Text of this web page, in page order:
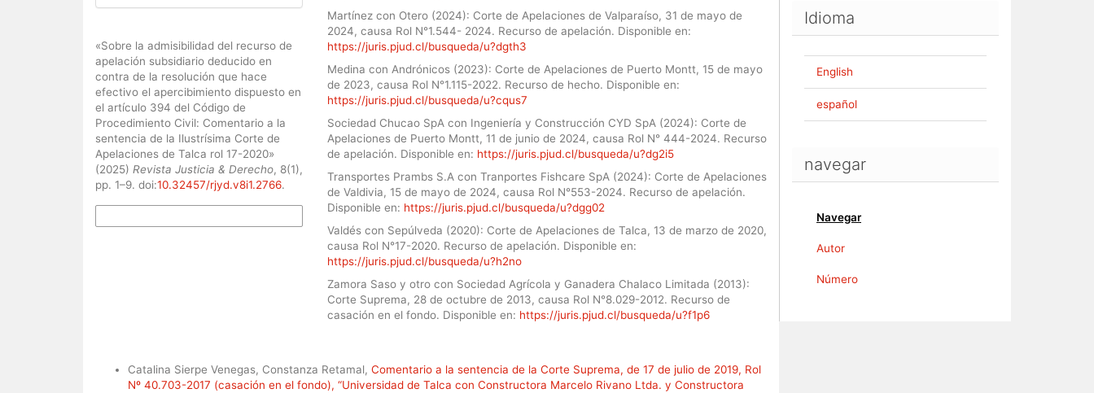
«Sobre la admisibilidad del recurso de
apelación subsidiario deducido en
contra de la resolución que hace
efectivo el apercibimiento dispuesto en
el artículo 394 del Código de
Procedimiento Civil: Comentario a la
sentencia de la Ilustrísima Corte de
Apelaciones de Talca rol 17-2020»
(2025) Revista Justicia & Derecho, 8(1),
pp. 1–9. doi:10.32457/rjyd.v8i1.2766.
Martínez con Otero (2024): Corte de Apelaciones de Valparaíso, 31 de mayo de
2024, causa Rol N°1.544- 2024. Recurso de apelación. Disponible en:
https://juris.pjud.cl/busqueda/u?dgth3
Medina con Andrónicos (2023): Corte de Apelaciones de Puerto Montt, 15 de mayo
de 2023, causa Rol N°1.115-2022. Recurso de hecho. Disponible en:
https://juris.pjud.cl/busqueda/u?cqus7
Sociedad Chucao SpA con Ingeniería y Construcción CYD SpA (2024): Corte de
Apelaciones de Puerto Montt, 11 de junio de 2024, causa Rol N° 444-2024. Recurso
de apelación. Disponible en: https://juris.pjud.cl/busqueda/u?dg2i5
Transportes Prambs S.A con Tranportes Fishcare SpA (2024): Corte de Apelaciones
de Valdivia, 15 de mayo de 2024, causa Rol N°553-2024. Recurso de apelación.
Disponible en: https://juris.pjud.cl/busqueda/u?dgg02
Valdés con Sepúlveda (2020): Corte de Apelaciones de Talca, 13 de marzo de 2020,
causa Rol N°17-2020. Recurso de apelación. Disponible en:
https://juris.pjud.cl/busqueda/u?h2no
Zamora Saso y otro con Sociedad Agrícola y Ganadera Chalaco Limitada (2013):
Corte Suprema, 28 de octubre de 2013, causa Rol N°8.029-2012. Recurso de
casación en el fondo. Disponible en: https://juris.pjud.cl/busqueda/u?f1p6
Catalina Sierpe Venegas, Constanza Retamal, Comentario a la sentencia de la Corte Suprema, de 17 de julio de 2019, Rol
Nº 40.703-2017 (casación en el fondo), “Universidad de Talca con Constructora Marcelo Rivano Ltda. y Constructora
Idioma
English
español
navegar
Navegar
Autor
Número